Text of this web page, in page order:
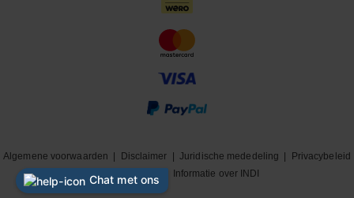
Algemene voorwaarden Disclaimer |Juridische mededeling
Privacybeleid
|
Cookiebeleid Informatie over INDI